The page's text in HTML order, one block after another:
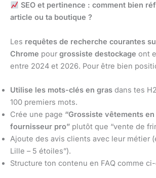
SEO et pertinence : comment bien
article ou ta boutique ?
Les requêtes de recherche courantes
Chrome pour grossiste destockage ont
entre 2024 et 2026. Pour être bien
Utilise les mots-clés en gras dans tes
100 premiers mots.
Crée une page “Grossiste vêtements
fournisseur pro” plutôt que “vente de
Ajoute des avis clients avec leur métier
Lille – 5 étoiles”).
Structure ton contenu en FAQ comme